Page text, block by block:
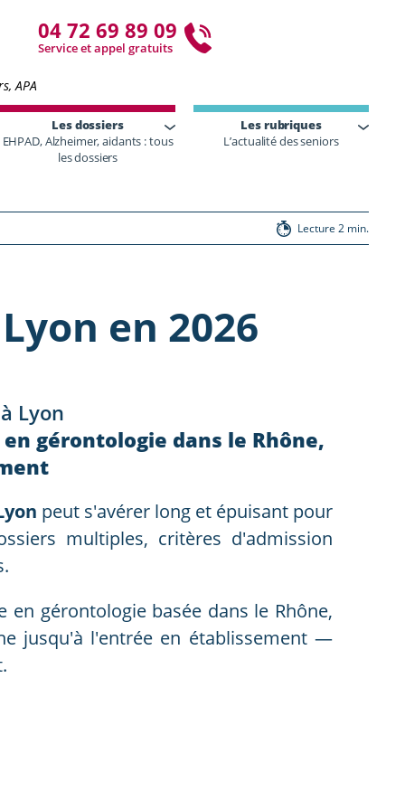
04 72 69 89 09
Service et appel gratuits
APA
Les dossiers
EHPAD, Alzheimer, aidants : tous
les dossiers
Les rubriques
L’actualité des seniors
Lecture 2 min.
en 2026
Lyon
gérontologie dans le Rhône,
peut s'avérer long et épuisant pour
multiples, critères d'admission
en gérontologie basée dans le Rhône,
jusqu'à l'entrée en établissement —